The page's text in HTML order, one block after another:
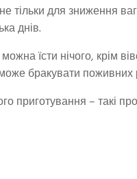
для зниження
днів.
їсти нічого, крім
бракувати поживних
– такі